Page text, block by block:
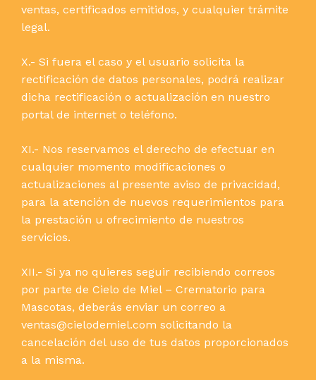
ventas, certificados emitidos, y cualquier trámite
legal.
X.- Si fuera el caso y el usuario solicita la
rectificación de datos personales, podrá realizar
dicha rectificación o actualización en nuestro
portal de internet o teléfono.
XI.- Nos reservamos el derecho de efectuar en
cualquier momento modificaciones o
actualizaciones al presente aviso de privacidad,
para la atención de nuevos requerimientos para
la prestación u ofrecimiento de nuestros
servicios.
XII.- Si ya no quieres seguir recibiendo correos
por parte de Cielo de Miel – Crematorio para
Mascotas, deberás enviar un correo a
ventas@cielodemiel.com solicitando la
cancelación del uso de tus datos proporcionados
a la misma.